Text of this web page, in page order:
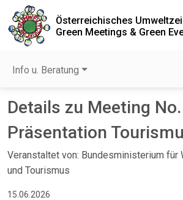
Österreichisches
Green Meetings & Green
Info u. Beratung
Details zu Meeting
Präsentation
Veranstaltet von: Bundesministerium für
und Tourismus
15.06.2026